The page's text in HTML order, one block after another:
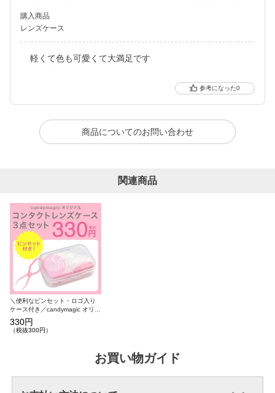
購入商品
レンズケース
軽くて色も可愛くて大満足です
0
商品についてのお問い合わせ
関連商品
＼便利なピンセット・ロゴ入り
ケース付き／candymagic オリジ
ナル コンタクトレンズケース３
点セット【メール便不可】
330円
（税抜300円）
お買い物ガイド